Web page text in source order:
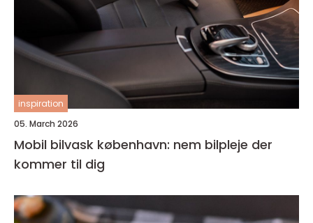
inspiration
05. March 2026
Mobil bilvask københavn: nem bilpleje der
kommer til dig